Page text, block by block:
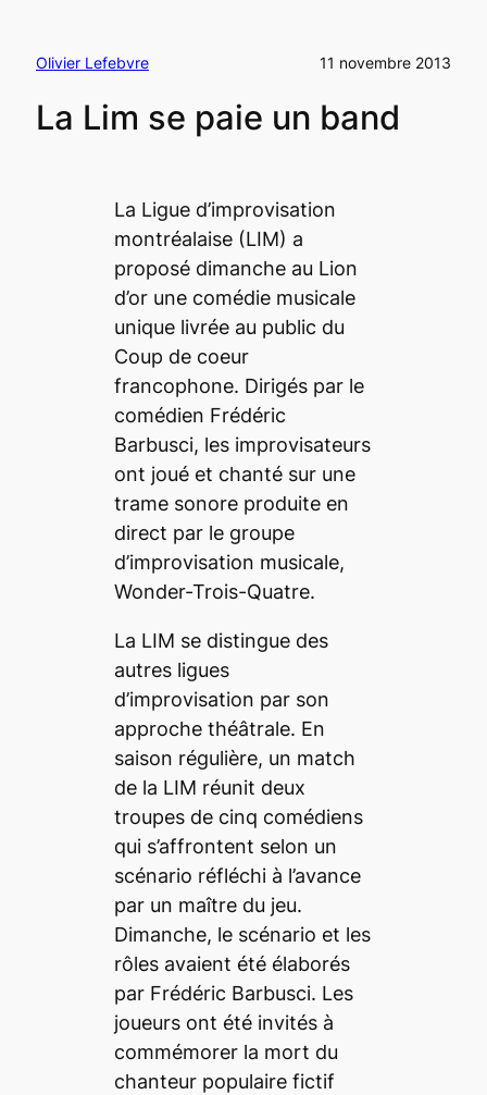
Olivier Lefebvre 11 novembre 2013
La Lim se paie un band
La Ligue d’improvisation
montréalaise (LIM) a
proposé dimanche au Lion
d’or une comédie musicale
unique livrée au public du
Coup de coeur
francophone. Dirigés par le
comédien Frédéric
Barbusci, les improvisateurs
ont joué et chanté sur une
trame sonore produite en
direct par le groupe
d’improvisation musicale,
Wonder-Trois-Quatre.
La LIM se distingue des
autres ligues
d’improvisation par son
approche théâtrale. En
saison régulière, un match
de la LIM réunit deux
troupes de cinq comédiens
qui s’affrontent selon un
scénario réfléchi à l’avance
par un maître du jeu.
Dimanche, le scénario et les
rôles avaient été élaborés
par Frédéric Barbusci. Les
joueurs ont été invités à
commémorer la mort du
chanteur populaire fictif